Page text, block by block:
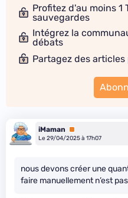
Profitez d'au moins 1
sauvegardes
Intégrez la
débats
Partagez des
iMaman
Premium
Le 29/04/2025 à 17h07
nous devons créer une
faire manuellement n’est